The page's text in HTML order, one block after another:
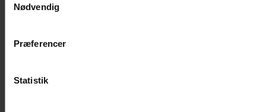
Vi anvender egne cookies og cookies fra tredjeparter til at
generere statistik og huske dine præferencer samt til brug
Nødvendig
Præferencer
Statistik
Peter Qvortrup Geisling